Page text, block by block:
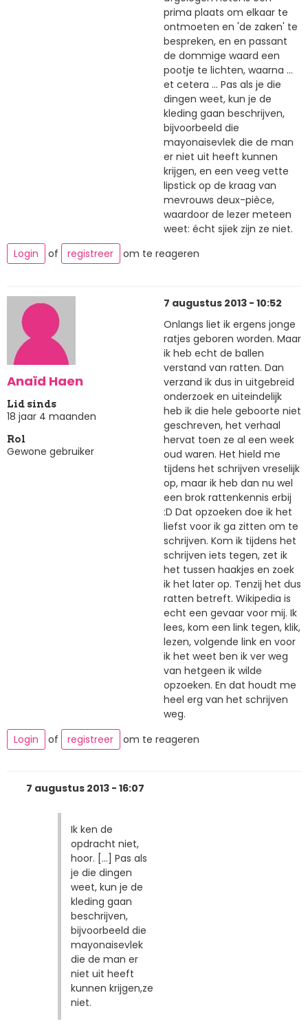
prima plaats om elkaar te
ontmoeten en 'de zaken' te
bespreken, en en passant
de dommige waard een
pootje te lichten, waarna ...
et cetera ... Pas als je die
dingen weet, kun je de
kleding gaan beschrijven,
bijvoorbeeld die
mayonaisevlek die de man
er niet uit heeft kunnen
krijgen, en een veeg vette
lipstick op de kraag van
mevrouws deux-pièce,
waardoor de lezer meteen
weet: écht sjiek zijn ze niet.
Login
of registreer om te reageren
Anaïd Haen
Lid sinds
18 jaar 4 maanden
Rol
Gewone gebruiker
7 augustus 2013 - 10:52
Onlangs liet ik ergens jonge
ratjes geboren worden. Maar
ik heb echt de ballen
verstand van ratten. Dan
verzand ik dus in uitgebreid
onderzoek en uiteindelijk
heb ik die hele geboorte niet
geschreven, het verhaal
hervat toen ze al een week
oud waren. Het hield me
tijdens het schrijven vreselijk
op, maar ik heb dan nu wel
een brok rattenkennis erbij
:D Dat opzoeken doe ik het
liefst voor ik ga zitten om te
schrijven. Kom ik tijdens het
schrijven iets tegen, zet ik
het tussen haakjes en zoek
ik het later op. Tenzij het dus
ratten betreft. Wikipedia is
echt een gevaar voor mij. Ik
lees, kom een link tegen, klik,
lezen, volgende link en voor
ik het weet ben ik ver weg
van hetgeen ik wilde
opzoeken. En dat houdt me
heel erg van het schrijven
weg.
Login
of registreer om te reageren
7 augustus 2013 - 16:07
Ik ken de
opdracht niet,
hoor. [...] Pas als
je die dingen
weet, kun je de
kleding gaan
beschrijven,
bijvoorbeeld die
mayonaisevlek
die de man er
niet uit heeft
kunnen krijgen,ze
niet.